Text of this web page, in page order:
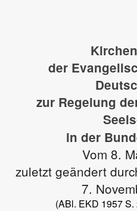
der
zur Regelung
in der
Vom 8.
zuletzt geändert
7.
(ABl. EKD 1957